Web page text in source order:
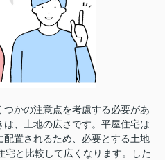
かの注意点を考慮する必要があ
は、土地の広さです。平屋住宅は
置されるため、必要とする土地
と比較して広くなります。した